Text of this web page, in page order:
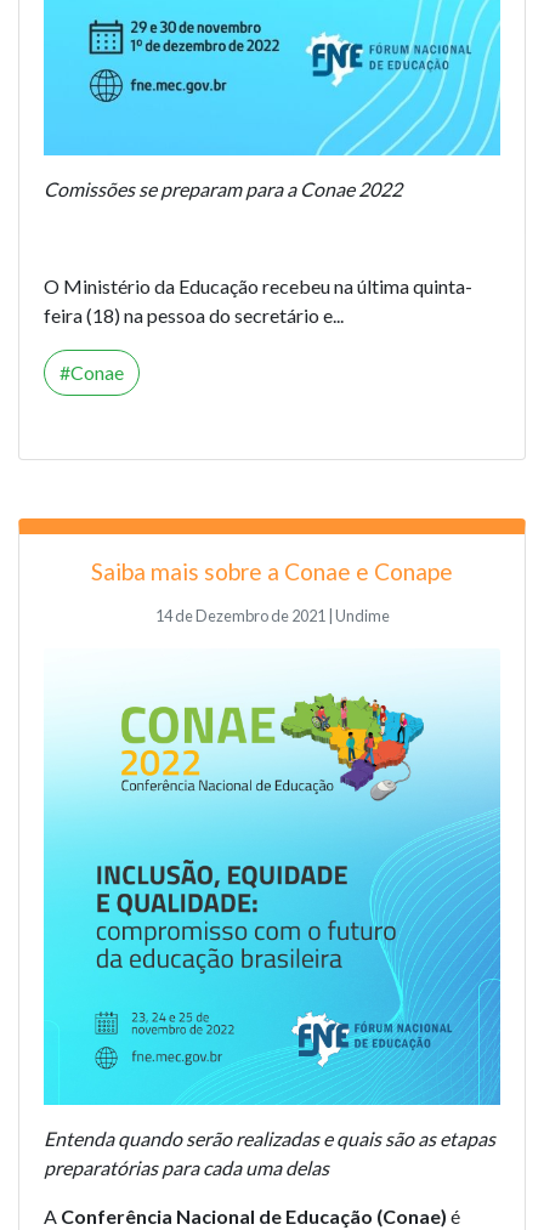
Comissões se preparam para a Conae 2022
O Ministério da Educação recebeu na última quinta-
feira (18) na pessoa do secretário e...
Conae
Saiba mais sobre a Conae e Conape
14 de Dezembro de 2021 | Undime
Entenda quando serão realizadas e quais são as etapas
preparatórias para cada uma delas
A Conferência Nacional de Educação (Conae) é